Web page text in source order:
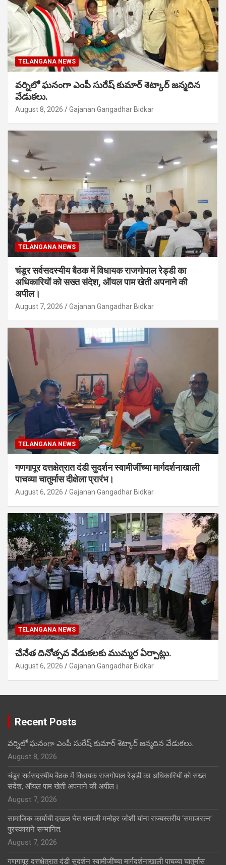
TELANGANA NEWS
వర్నిలో ఘనంగా ఎంపీ సురేష్ కుమార్ శెట్కార్ జన్మదిన
వేడుకలు.
August 8, 2026 Gajanan Gangadhar Bidkar
TELANGANA NEWS
चंडूर सर्वसदस्यीय बैठक में विधायक राजगोपाल रेड्डी का
अधिकारियों को सख्त संदेश, ऑयल पाम खेती अपनाने की
अपील।
August 7, 2026 Gajanan Gangadhar Bidkar
TELANGANA NEWS
गणगापूर दत्तक्षेत्रात दंडी सुदर्शन स्वामीजींच्या मार्गदर्शनाखाली
पाचव्या चातुर्मास दीक्षेला प्रारंभ।
August 6, 2026 Gajanan Gangadhar Bidkar
TELANGANA NEWS
చేనేత దినోత్సవ వేడుకలకు ముమ్మర ఏర్పాట్లు.
August 6, 2026 Gajanan Gangadhar Bidkar
Recent Posts
వర్నిలో ఘనంగా ఎంపీ సురేష్ కుమార్ శెట్కార్ జన్మదిన వేడుకలు.
August 8, 2026
चंडूर सर्वसदस्यीय बैठक में विधायक राजगोपाल रेड्डी का अधिकारियों को सख्त
संदेश, ऑयल पाम खेती अपनाने की अपील।
August 7, 2026
सामाजिक कार्याची दखल घेत धनाजी मनोहर जोशी यांना राज्यस्तरीय ‘समाजरत्न’
पुरस्काराने सन्मानित.
August 7, 2026
गणगापूर दत्तक्षेत्रात दंडी सुदर्शन स्वामीजींच्या मार्गदर्शनाखाली पाचव्या चातुर्मास